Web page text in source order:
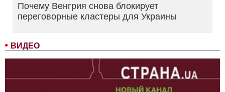
ВИДЕО
Почему Венгрия снова блокирует
переговорные кластеры для Украины